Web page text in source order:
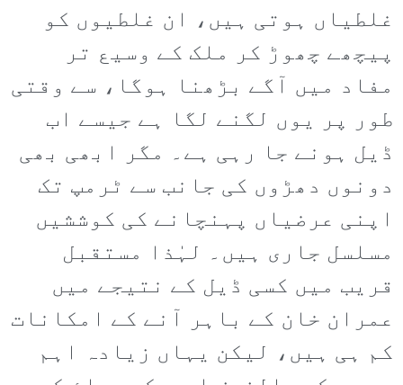
غلطیاں ہوتی ہیں، ان غلطیوں کو
پیچھے چھوڑ کر ملک کے وسیع تر
مفاد میں آگے بڑھنا ہوگا، سے وقتی
طور پر یوں لگنے لگا ہے جیسے اب
ڈیل ہونے جا رہی ہے۔ مگر ابھی بھی
دونوں دھڑوں کی جانب سے ٹرمپ تک
اپنی عرضیاں پہنچانے کی کوششیں
مسلسل جاری ہیں۔ لہٰذا مستقبل
قریب میں کسی ڈیل کے نتیجے میں
عمران خان کے باہر آنے کے امکانات
کم ہی ہیں، لیکن یہاں زیادہ اہم